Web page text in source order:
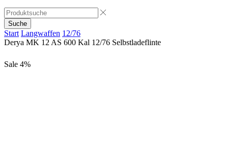
Suche
Start Langwaffen 12/76
Derya MK 12 AS 600 Kal 12/76 Selbstladeflinte
Sale 4%